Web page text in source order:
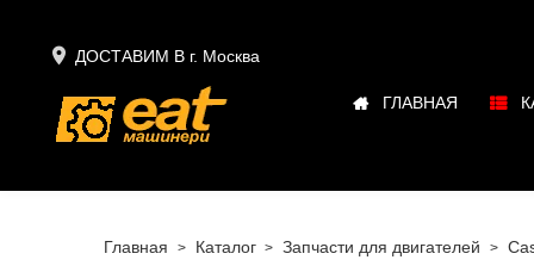
 ДОСТАВИМ В г. Москва
ГЛАВНАЯ
Главная Каталог Запчасти для двигателей